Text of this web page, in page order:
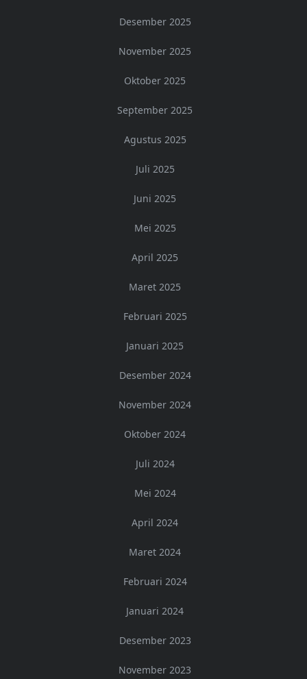
Desember 2025
November 2025
Oktober 2025
September 2025
Agustus 2025
Juli 2025
Juni 2025
Mei 2025
April 2025
Maret 2025
Februari 2025
Januari 2025
Desember 2024
November 2024
Oktober 2024
Juli 2024
Mei 2024
April 2024
Maret 2024
Februari 2024
Januari 2024
Desember 2023
November 2023